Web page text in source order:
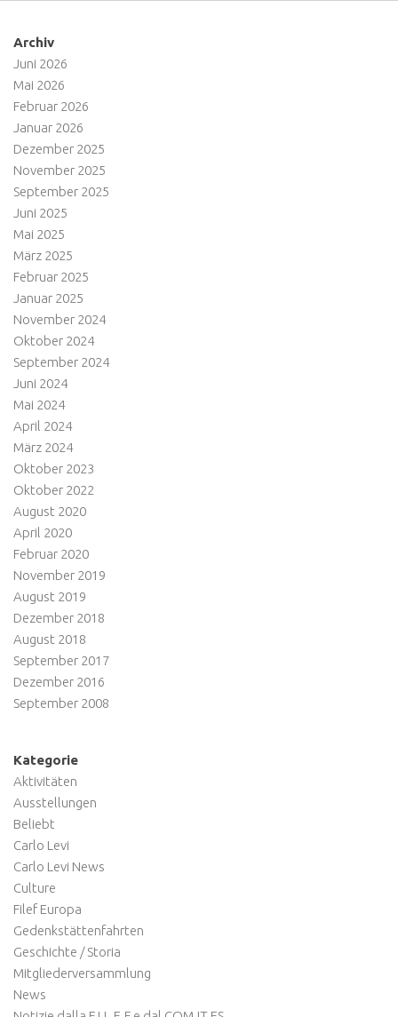
Archiv
Juni 2026
Mai 2026
Februar 2026
Januar 2026
Dezember 2025
November 2025
September 2025
Juni 2025
Mai 2025
März 2025
Februar 2025
Januar 2025
November 2024
Oktober 2024
September 2024
Juni 2024
Mai 2024
April 2024
März 2024
Oktober 2023
Oktober 2022
August 2020
April 2020
Februar 2020
November 2019
August 2019
Dezember 2018
August 2018
September 2017
Dezember 2016
September 2008
Kategorie
Aktivitäten
Ausstellungen
Beliebt
Carlo Levi
Carlo Levi News
Culture
Filef Europa
Gedenkstättenfahrten
Geschichte / Storia
Mitgliederversammlung
News